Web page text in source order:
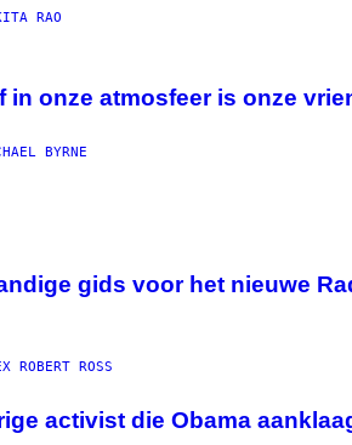
RAO
in onze atmosfeer is onze
BYRNE
gids voor het nieuwe
ROBERT ROSS
activist die Obama